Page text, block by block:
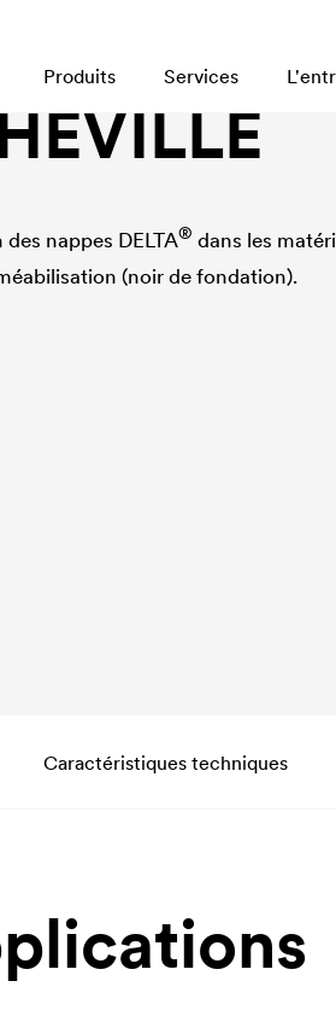
Produits Services
nappes DELTA® dans les
(noir de fondation).
Caractéristiques techniques